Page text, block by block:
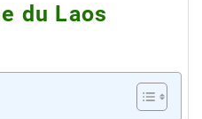
du Laos